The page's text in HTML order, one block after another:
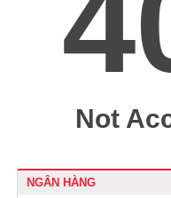
NGÂN HÀNG